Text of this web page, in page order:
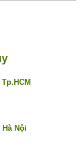
Nội